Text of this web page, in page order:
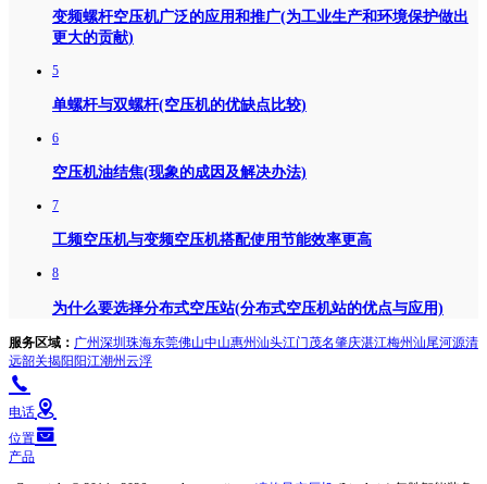
变频螺杆空压机广泛的应用和推广(为工业生产和环境保护做出
更大的贡献)
5
单螺杆与双螺杆(空压机的优缺点比较)
6
空压机油结焦(现象的成因及解决办法)
7
工频空压机与变频空压机搭配使用节能效率更高
8
为什么要选择分布式空压站(分布式空压机站的优点与应用)
服务区域： 广州深圳 珠海东莞佛山中山惠州汕头江门茂名肇庆湛江梅州汕尾河源清
远韶关揭阳阳江潮州云浮
电话
位置
产品